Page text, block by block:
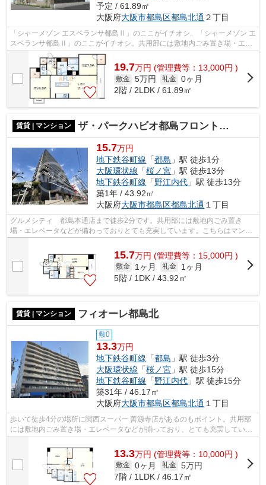
予定 / 61.89㎡
大阪府大阪市都島区都島北通 ２丁目
「シャーメゾン エスペランサ都島Ⅱ」のここがイチオシ。「シャーメゾン エ
スペランサ都島Ⅱ」のここがイチオシ。共用部には敷地内ごみ置き場・エレ
ベータなどが揃っております。眺望良...
19.7万円 (管理費等：13,000円 )
敷金 5万円 礼金 0ヶ月
2階 / 2LDK / 61.89㎡
賃貸 | マンション ザ・パークハビオ都島フロント 都島小学校区
15.7万円
地下鉄谷町線 「都島 」駅 徒歩1分
大阪環状線 「桜ノ宮 」駅 徒歩13分
地下鉄谷町線 「野江内代 」駅 徒歩13分
築1年 / 43.92㎡
大阪府大阪市都島区都島北通 １丁目
グルメシティ 都島本通店まで徒歩2分です。共用部には敷地内ごみ置き
場・エレベータなどが備わっておりとても充実しています。こちらはマンシ
15.7万円 (管理費等：15,000円 )
敷金 1ヶ月 礼金
1ヶ月
5階 / 1DK / 43.92㎡
賃貸 | マンション フィオーレ都島北
敷0
13.3万円
地下鉄谷町線 「都島 」駅 徒歩3分
大阪環状線 「桜ノ宮 」駅 徒歩15分
地下鉄谷町線 「野江内代 」駅 徒歩15分
築31年 / 46.17㎡
大阪府大阪市都島区都島北通 １丁目
歩いて徒歩4分の場所に関西スーパー 善源寺店があるのもポイント。共用部
には敷地内ごみ置き場・エレベータなどが揃っており、とても充実していま
13.3万円 (管理費等：10,000円 )
敷金 0ヶ月 礼金 5万円
7階 / 1LDK / 46.17㎡